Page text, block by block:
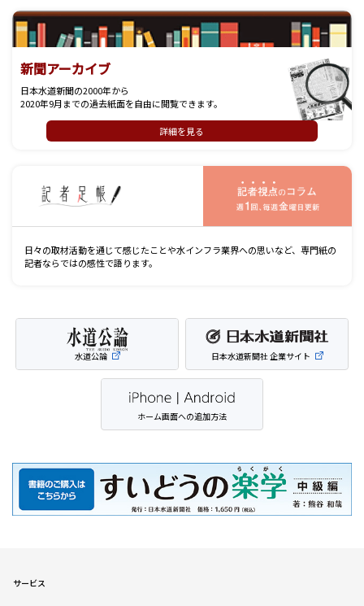
新聞アーカイブ
日本水道新聞の2000年から
2020年9月までの過去紙面を自由に閲覧できます。
詳細を見る
日々の取材活動を通じて感じたことや水インフラ業界への思いなど、専門紙の
記者ならではの感性で語ります。
水道公論 日本水道新聞社 企業サイト
ホーム画面への追加方法
サービス